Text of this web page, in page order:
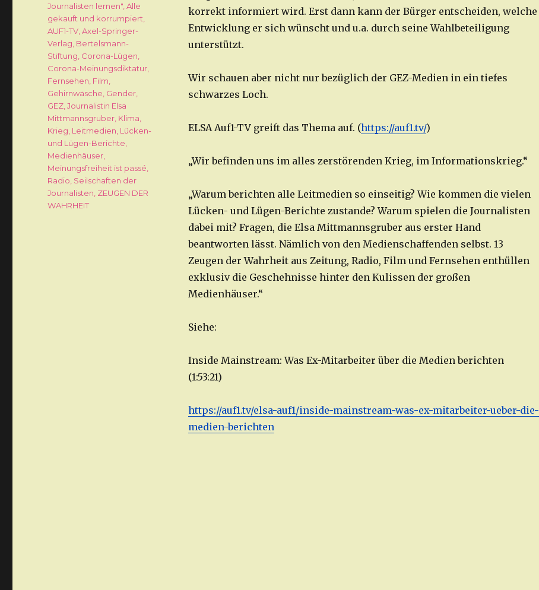
korrekt informiert wird. Erst dann kann der Bürger entscheiden, welche
Entwicklung er sich wünscht und u.a. durch seine Wahlbeteiligung
unterstützt.
Wir schauen aber nicht nur bezüglich der GEZ-Medien in ein tiefes
schwarzes Loch.
ELSA Auf1-TV greift das Thema auf. (https://auf1.tv/)
„Wir befinden uns im alles zerstörenden Krieg, im Informationskrieg.“
„Warum berichten alle Leitmedien so einseitig? Wie kommen die vielen
Lücken- und Lügen-Berichte zustande? Warum spielen die Journalisten
dabei mit? Fragen, die Elsa Mittmannsgruber aus erster Hand
beantworten lässt. Nämlich von den Medienschaffenden selbst. 13
Zeugen der Wahrheit aus Zeitung, Radio, Film und Fernsehen enthüllen
exklusiv die Geschehnisse hinter den Kulissen der großen
Medienhäuser.“
Siehe:
Inside Mainstream: Was Ex-Mitarbeiter über die Medien berichten
(1:53:21)
https://auf1.tv/elsa-auf1/inside-mainstream-was-ex-mitarbeiter-ueber-die-
medien-berichten
Journalisten lernen" ,Alle
gekauft und korrumpiert
AUF1-TV ,Axel-Springer-
Verlag Bertelsmann-
Stiftung Corona-Lügen
Corona-Meinungsdiktatur
Fernsehen Film
Gehirnwäsche Gender
GEZ ,Journalistin Elsa
Mittmannsgruber Klima
Krieg Leitmedien Lücken-
und Lügen-Berichte
Medienhäuser
Meinungsfreiheit ist passé
Radio Seilschaften der
Journalisten ZEUGEN DER
WAHRHEIT